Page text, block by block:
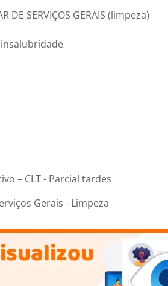
DE SERVIÇOS GERAIS (limpeza)
insalubridade
– CLT - Parcial tardes
Gerais - Limpeza